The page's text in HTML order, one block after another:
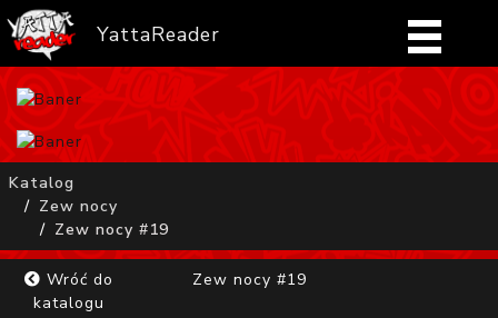
YattaReader
Home
FAQ
Mangi
Katalog
Zew nocy
Zew nocy #19
Wróć do
katalogu
Zew nocy #19